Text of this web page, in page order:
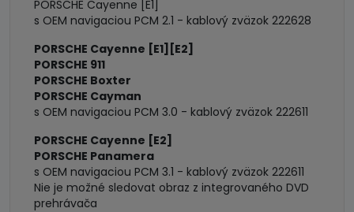
PORSCHE Cayenne [E1]
s OEM navigaciou PCM 2.1 - kablový zväzok 222628
PORSCHE Cayenne [E1][E2]
PORSCHE 911
PORSCHE Boxter
PORSCHE Cayman
s OEM navigaciou PCM 3.0 - kablový zväzok 222611
PORSCHE Cayenne [E2]
PORSCHE Panamera
s OEM navigaciou PCM 3.1 - kablový zväzok 222611
Nie je možné sledovat obraz z integrovaného DVD
prehrávača